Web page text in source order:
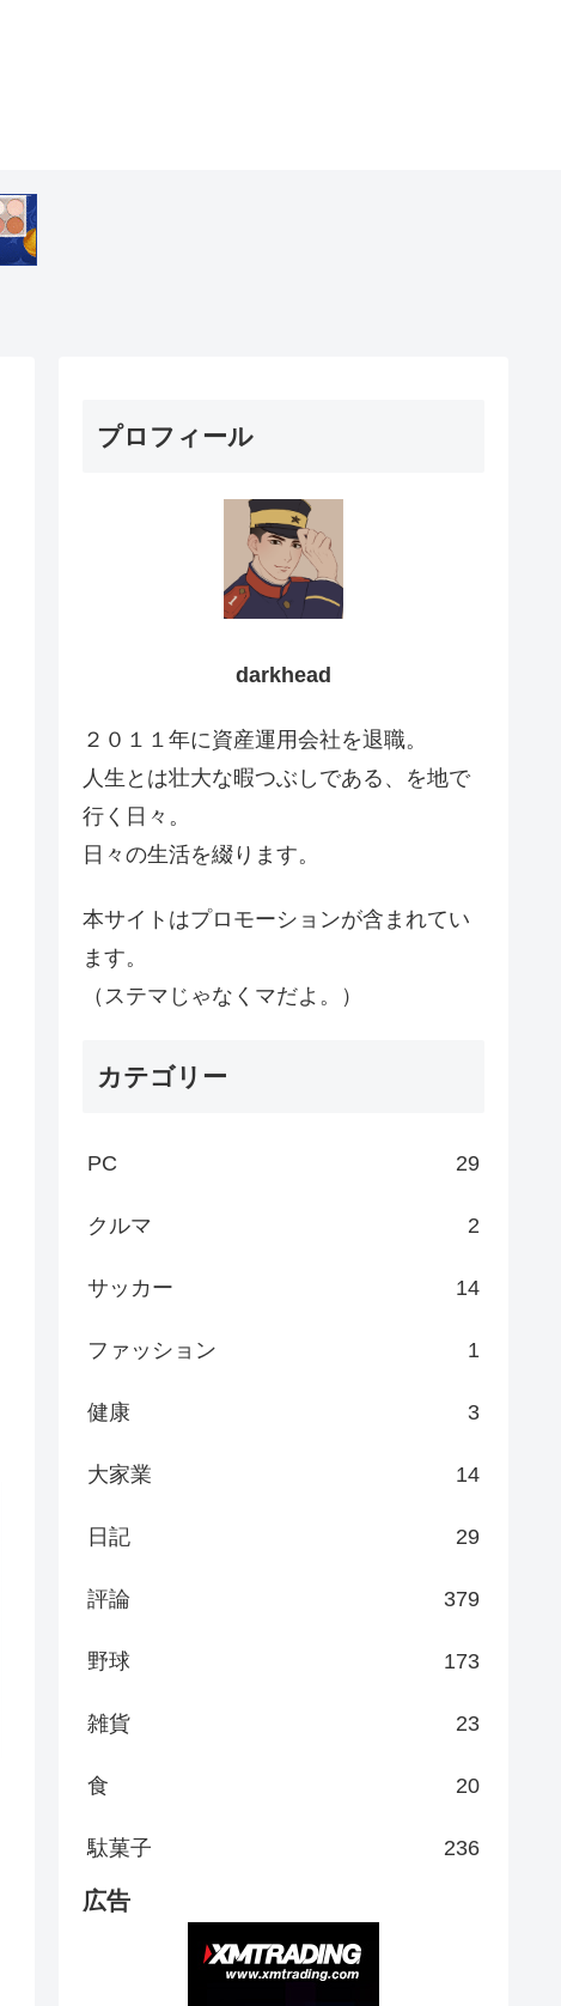
プロフィール
darkhead
２０１１年に資産運用会社を退職。
人生とは壮大な暇つぶしである、を地で
行く日々。
日々の生活を綴ります。
本サイトはプロモーションが含まれてい
ます。
（ステマじゃなくマだよ。）
カテゴリー
PC 29
クルマ 2
サッカー 14
ファッション 1
健康 3
大家業 14
日記 29
評論 379
野球 173
雑貨 23
食 20
駄菓子 236
広告